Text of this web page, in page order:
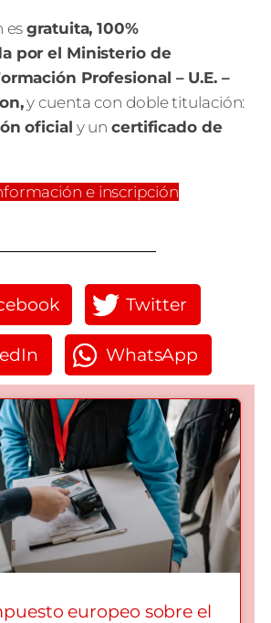
esgratuita, 100%
por el Ministerio de
Profesional – U.E. –
y cuenta con doble titulación:
oficial y uncertificado de
e inscripción
Twitter
WhatsApp
europeo sobre el